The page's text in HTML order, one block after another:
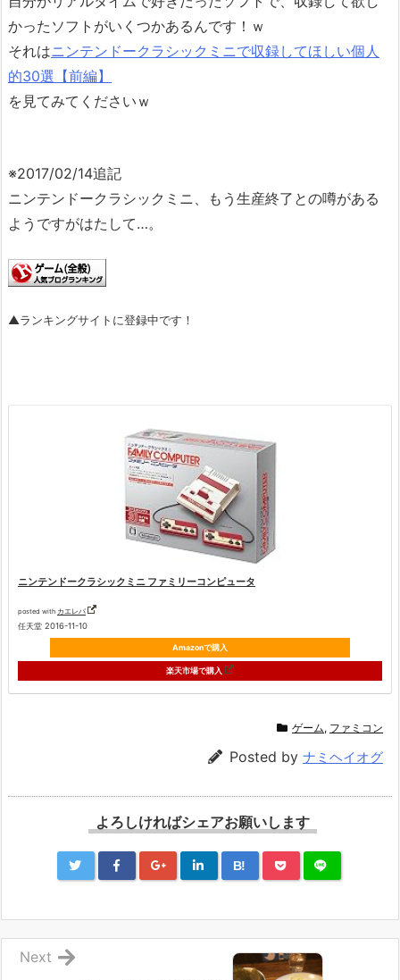
かったソフトがいくつかあるんです！ｗ
それはニンテンドークラシックミニで収録してほしい個人
的30選【前編】
を見てみてくださいｗ
※2017/02/14追記
ニンテンドークラシックミニ、もう生産終了との噂がある
ようですがはたして…。
▲ランキングサイトに登録中です！
ニンテンドークラシックミニ ファミリーコンピュータ
posted with カエレバ
任天堂 2016-11-10
Amazonで購入
楽天市場で購入
ゲーム, ファミコン
Posted by ナミヘイオグ
よろしければシェアお願いします
B!
Next